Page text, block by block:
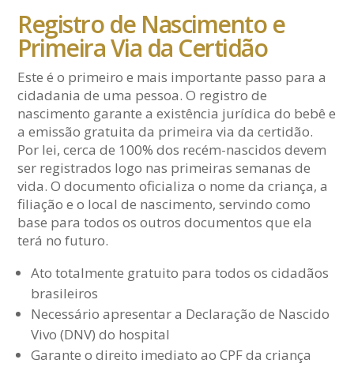
Registro de Nascimento e
Primeira Via da Certidão
Este é o primeiro e mais importante passo para a
cidadania de uma pessoa. O registro de
nascimento garante a existência jurídica do bebê e
a emissão gratuita da primeira via da certidão.
Por lei, cerca de 100% dos recém-nascidos devem
ser registrados logo nas primeiras semanas de
vida. O documento oficializa o nome da criança, a
filiação e o local de nascimento, servindo como
base para todos os outros documentos que ela
terá no futuro.
Ato totalmente gratuito para todos os cidadãos
brasileiros
Necessário apresentar a Declaração de Nascido
Vivo (DNV) do hospital
Garante o direito imediato ao CPF da criança